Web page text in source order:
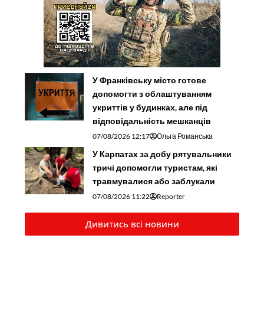
У Франківську місто готове
допомогти з облаштуванням
укриттів у будинках, але під
відповідальність мешканців
07/08/2026 12:17 Ольга Романська
У Карпатах за добу рятувальники
тричі допомогли туристам, які
травмувалися або заблукали
07/08/2026 11:22 Reporter
Дивитись всі новини